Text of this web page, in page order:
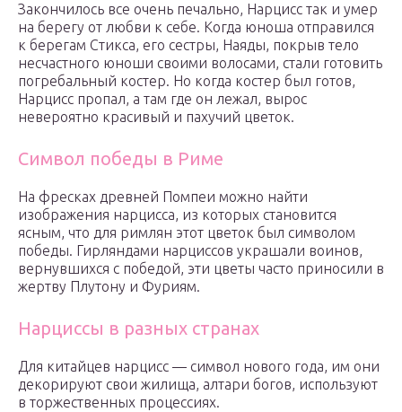
Закончилось все очень печально, Нарцисс так и умер
на берегу от любви к себе. Когда юноша отправился
к берегам Стикса, его сестры, Наяды, покрыв тело
несчастного юноши своими волосами, стали готовить
погребальный костер. Но когда костер был готов,
Нарцисс пропал, а там где он лежал, вырос
невероятно красивый и пахучий цветок.
Символ победы в Риме
На фресках древней Помпеи можно найти
изображения нарцисса, из которых становится
ясным, что для римлян этот цветок был символом
победы. Гирляндами нарциссов украшали воинов,
вернувшихся с победой, эти цветы часто приносили в
жертву Плутону и Фуриям.
Нарциссы в разных странах
Для китайцев нарцисс — символ нового года, им они
декорируют свои жилища, алтари богов, используют
в торжественных процессиях.